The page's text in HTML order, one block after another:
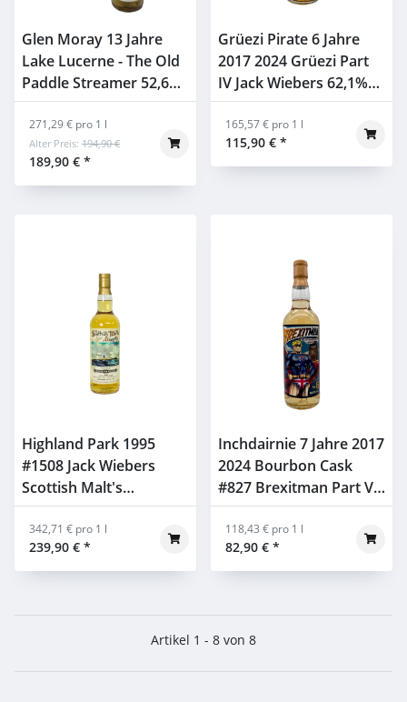
Glen Moray 13 Jahre
Lake Lucerne - The Old
Paddle Streamer 52,6%
0,7l
189,90 € *
271,29 € pro 1 l
Alter Preis: 194,90 €
Grüezi Pirate 6 Jahre
2017 2024 Grüezi Part
IV Jack Wiebers 62,1%
0,7l
115,90 € *
165,57 € pro 1 l
Highland Park 1995
#1508 Jack Wiebers
Scottish Malt's
Steamship Line 54,2%
0,7l
239,90 € *
342,71 € pro 1 l
Inchdairnie 7 Jahre 2017
2024 Bourbon Cask
#827 Brexitman Part VI
Fish and Chips Jack
Wiebers 56,8% 0,7l
82,90 € *
118,43 € pro 1 l
Artikel 1 - 8 von 8